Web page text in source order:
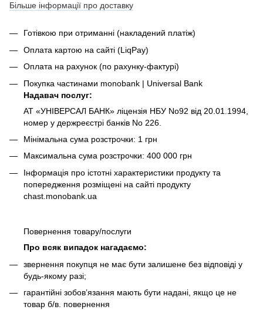
Більше інформації про доставку
Готівкою при отриманні (накладений платіж)
Оплата картою на сайті (LiqPay)
Оплата на рахунок (по рахунку-фактурі)
Покупка частинами monobank | Universal Bank
Надавач послуг:
АТ «УНІВЕРСАЛ БАНК» ліцензія НБУ No92 від 20.01.1994,
номер у держреєстрі банків No 226.
Мінімальна сума розстрочки: 1 грн
Максимальна сума розстрочки: 400 000 грн
Інформація про істотні характеристики продукту та
попередження розміщені на сайті продукту
chast.monobank.ua
Повернення товару/послуги
Про всяк випадок нагадаємо:
звернення покупця не має бути залишене без відповіді у
будь-якому разі;
гарантійні зобов’язання мають бути надані, якщо це не
товар б/в. повернення